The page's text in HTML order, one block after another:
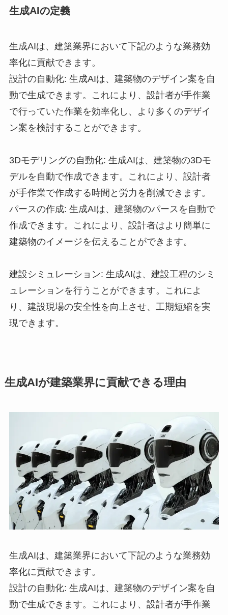
生成AIの定義
生成AIは、建築業界において下記のような業務効
率化に貢献できます。
設計の自動化: 生成AIは、建築物のデザイン案を自
動で生成できます。これにより、設計者が手作業
で行っていた作業を効率化し、より多くのデザイ
ン案を検討することができます。
3Dモデリングの自動化: 生成AIは、建築物の3Dモ
デルを自動で作成できます。これにより、設計者
が手作業で作成する時間と労力を削減できます。
パースの作成: 生成AIは、建築物のパースを自動で
作成できます。これにより、設計者はより簡単に
建築物のイメージを伝えることができます。
建設シミュレーション: 生成AIは、建設工程のシミ
ュレーションを行うことができます。これによ
り、建設現場の安全性を向上させ、工期短縮を実
現できます。
生成AIが建築業界に貢献できる理由
生成AIは、建築業界において下記のような業務効
率化に貢献できます。
設計の自動化: 生成AIは、建築物のデザイン案を自
動で生成できます。これにより、設計者が手作業